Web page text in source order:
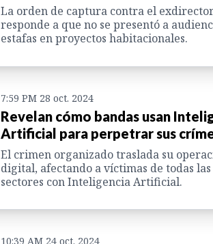
La orden de captura contra el
responde a que no se presentó a
estafas en proyectos habitacionales.
7:59 PM 28 oct. 2024
Revelan cómo bandas usan
Artificial para perpetrar sus
El crimen organizado traslada su
digital, afectando a víctimas de todas las
sectores con Inteligencia Artificial.
10:39 AM 24 oct. 2024